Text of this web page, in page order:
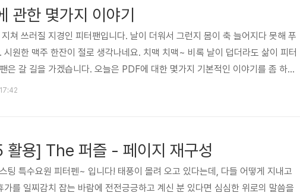
관한 몇가지 이야기
쳐 쓰러질 지경인 피터팬입니다. 날이 더워서 그런지 몸이 축 늘어지다 못해 푸
시원한 맥주 한잔이 절로 생각나네요. 치맥 치맥~ 비록 날이 덥더라도 삶이 피터
은 갈 길을 가겠습니다. 오늘은 PDF에 대한 몇가지 기본적인 이야기를 좀 하려
이라 PDF에 관해 좀 안다 하시는 분들은 굳이 안보셔도 됩니다. PDF라는 녀석
용] The 퍼즐 - 페이지 재구성
팅 특수요원 피터펜~ 입니다! 태풍이 몰려 오고 있다는데, 다들 어떻게 지내고
가를 일찌감치 잡는 바람에 전전긍긍하고 계신 분 있다면 심심한 위로의 말씀을